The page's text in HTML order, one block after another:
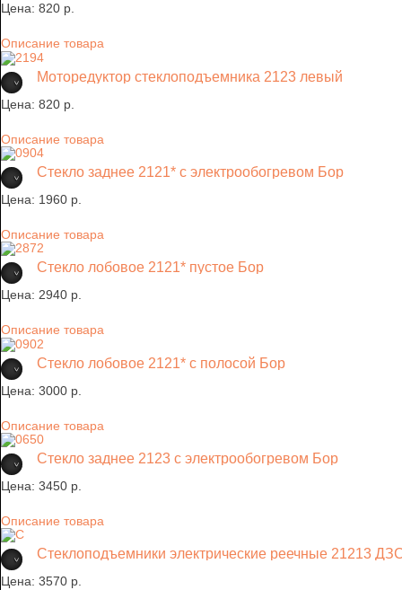
Цена: 820 p.
Описание товара
Моторедуктор стеклоподъемника 2123 левый
Цена: 820 p.
Описание товара
Стекло заднее 2121* с электрообогревом Бор
Цена: 1960 p.
Описание товара
Стекло лобовое 2121* пустое Бор
Цена: 2940 p.
Описание товара
Стекло лобовое 2121* с полосой Бор
Цена: 3000 p.
Описание товара
Стекло заднее 2123 с электрообогревом Бор
Цена: 3450 p.
Описание товара
Стеклоподъемники электрические реечные 21213
Цена: 3570 p.